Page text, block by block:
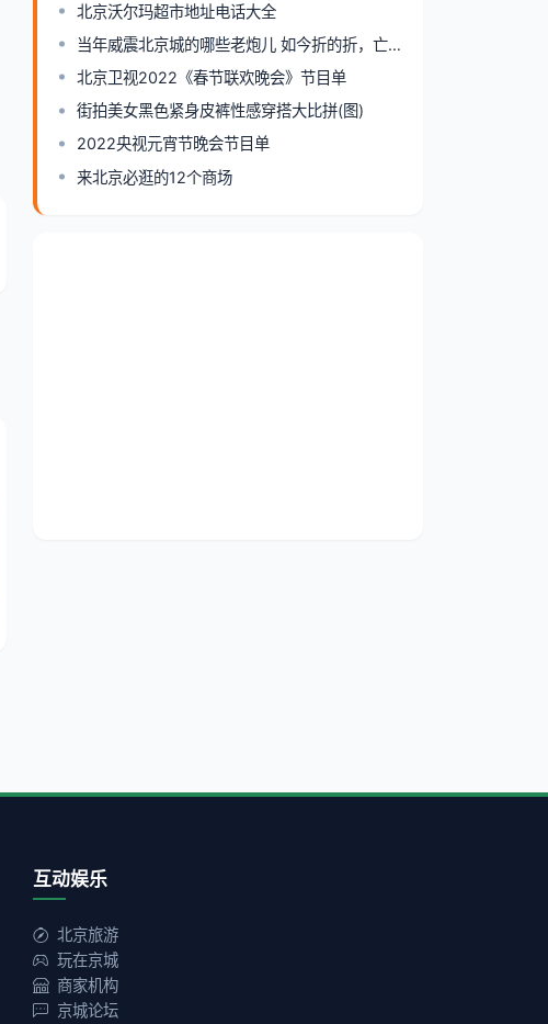
北京沃尔玛超市地址电话大全
当年威震北京城的哪些老炮儿 如今折的折，亡的亡！
北京卫视2022《春节联欢晚会》节目单
街拍美女黑色紧身皮裤性感穿搭大比拼(图)
2022央视元宵节晚会节目单
来北京必逛的12个商场
互动娱乐
北京旅游
玩在京城
商家机构
京城论坛